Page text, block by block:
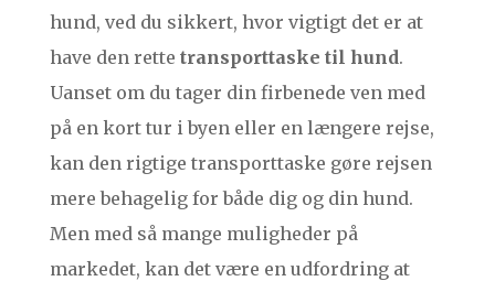
hund, ved du sikkert, hvor vigtigt det er at
have den rette transporttaske til hund.
Uanset om du tager din firbenede ven med
på en kort tur i byen eller en længere rejse,
kan den rigtige transporttaske gøre rejsen
mere behagelig for både dig og din hund.
Men med så mange muligheder på
markedet, kan det være en udfordring at